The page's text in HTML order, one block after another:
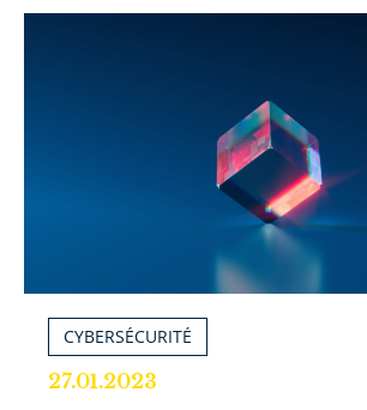
CYBERSÉCURITÉ
27.01.2023